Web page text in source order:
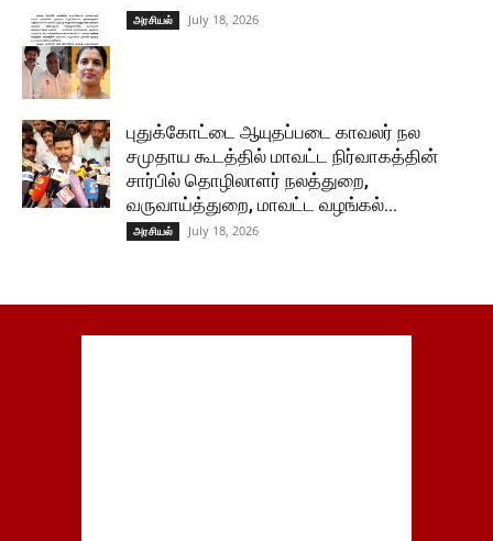
அரசியல் July 18, 2026
புதுக்கோட்டை ஆயுதப்படை காவலர் நல
சமுதாய கூடத்தில் மாவட்ட நிர்வாகத்தின்
சார்பில் தொழிலாளர் நலத்துறை,
வருவாய்த்துறை, மாவட்ட வழங்கல்...
அரசியல் July 18, 2026